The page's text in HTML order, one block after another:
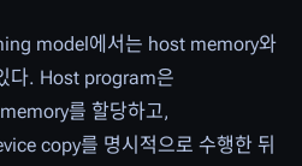
model에서는 host memory와
다. Host program은
를 할당하고,
copy를 명시적으로 수행한 뒤